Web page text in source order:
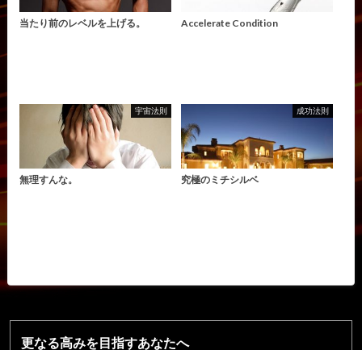
当たり前のレベルを上げる。 Accelerate Condition
宇宙法則
無理すんな。
成功法則
究極のミチシルベ
更なる高みを目指すあなたへ